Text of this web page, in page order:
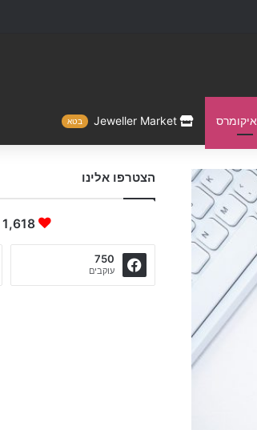
איקומרס Jeweller Market בטא
הצטרפו אלינו
1,618
750
עוקבים